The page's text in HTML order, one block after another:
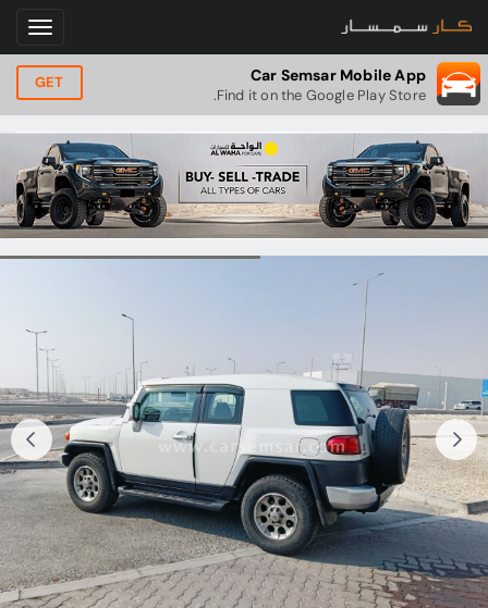
Car Semsar Mobile App
Find it on the Google Play Store.
GET